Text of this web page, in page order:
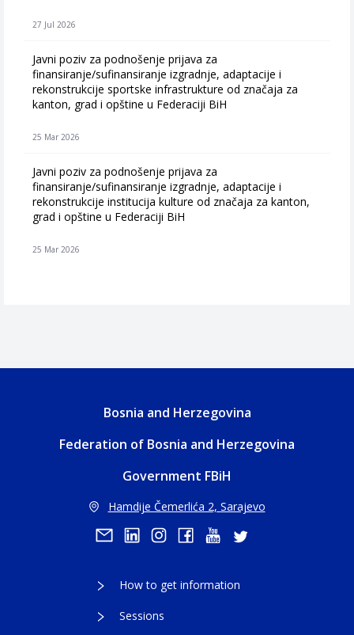
27 Jul 2026
Javni poziv za podnošenje prijava za
finansiranje/sufinansiranje izgradnje, adaptacije i
rekonstrukcije sportske infrastrukture od značaja za
kanton, grad i opštine u Federaciji BiH
25 Mar 2026
Javni poziv za podnošenje prijava za
finansiranje/sufinansiranje izgradnje, adaptacije i
rekonstrukcije institucija kulture od značaja za kanton,
grad i opštine u Federaciji BiH
25 Mar 2026
Bosnia and Herzegovina
Federation of Bosnia and Herzegovina
Government FBiH
Hamdije Čemerlića 2, Sarajevo
How to get information
Sessions